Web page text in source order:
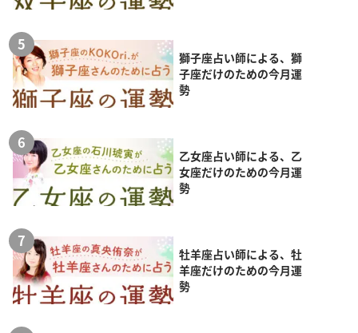
獅子座占い師による、獅
子座だけのための今月運
勢
乙女座占い師による、乙
女座だけのための今月運
勢
牡羊座占い師による、牡
羊座だけのための今月運
勢